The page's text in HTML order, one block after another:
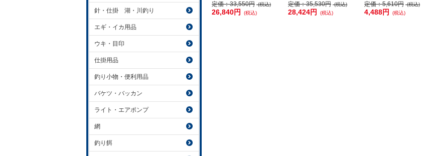
定価：33,550円 (税込)
26,840円 (税込)
定価：35,530円 (税込)
28,424円 (税込)
定価：5,610円 (税込)
4,488円 (税込)
針・仕掛 湖・川釣り
エギ・イカ用品
ウキ・目印
仕掛用品
釣り小物・便利用品
バケツ・バッカン
ライト・エアポンプ
網
釣り餌